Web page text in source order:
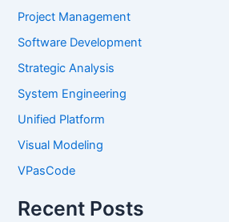
Project Management
Software Development
Strategic Analysis
System Engineering
Unified Platform
Visual Modeling
VPasCode
Recent Posts